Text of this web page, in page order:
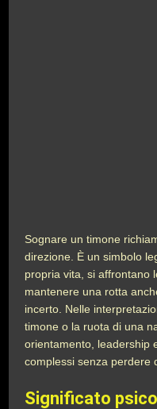
Sognare un timone
direzione. È un simbolo
propria vita, si affrontano
mantenere una rotta
incerto. Nelle
timone o la ruota di una
orientamento, leadership
complessi senza perdere
Significato